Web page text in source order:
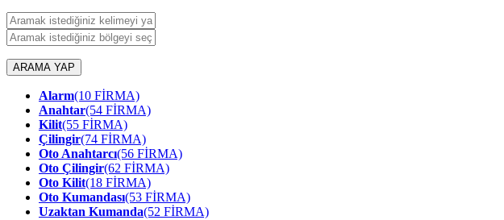
ARAMA YAP
Alarm(10 FİRMA)
Anahtar(54 FİRMA)
Kilit(55 FİRMA)
Çilingir(74 FİRMA)
Oto Anahtarcı(56 FİRMA)
Oto Çilingir(62 FİRMA)
Oto Kilit(18 FİRMA)
Oto Kumandası(53 FİRMA)
Uzaktan Kumanda(52 FİRMA)